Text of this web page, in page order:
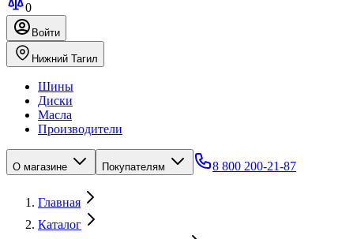
0
Войти
Нижний Тагил
Шины
Диски
Масла
Производители
О магазине Покупателям 8 800 200-21-87
Главная
Каталог